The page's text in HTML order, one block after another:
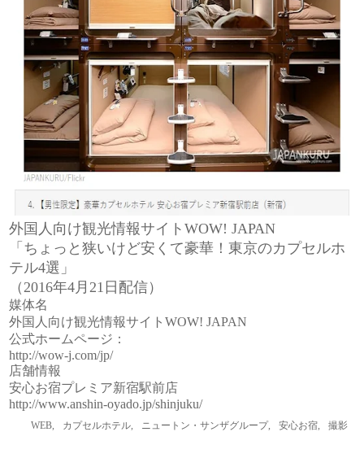
外国人向け観光情報サイトWOW! JAPAN
「ちょっと狭いけど安くて豪華！東京のカプセルホ
テル4選」
（2016年4月21日配信）
媒体名
外国人向け観光情報サイトWOW! JAPAN
公式ホームページ：
http://wow-j.com/jp/
店舗情報
安心お宿プレミア新宿駅前店
http://www.anshin-oyado.jp/shinjuku/
WEB カプセルホテル ニュートン・サンザグループ, 安心お宿 撮影